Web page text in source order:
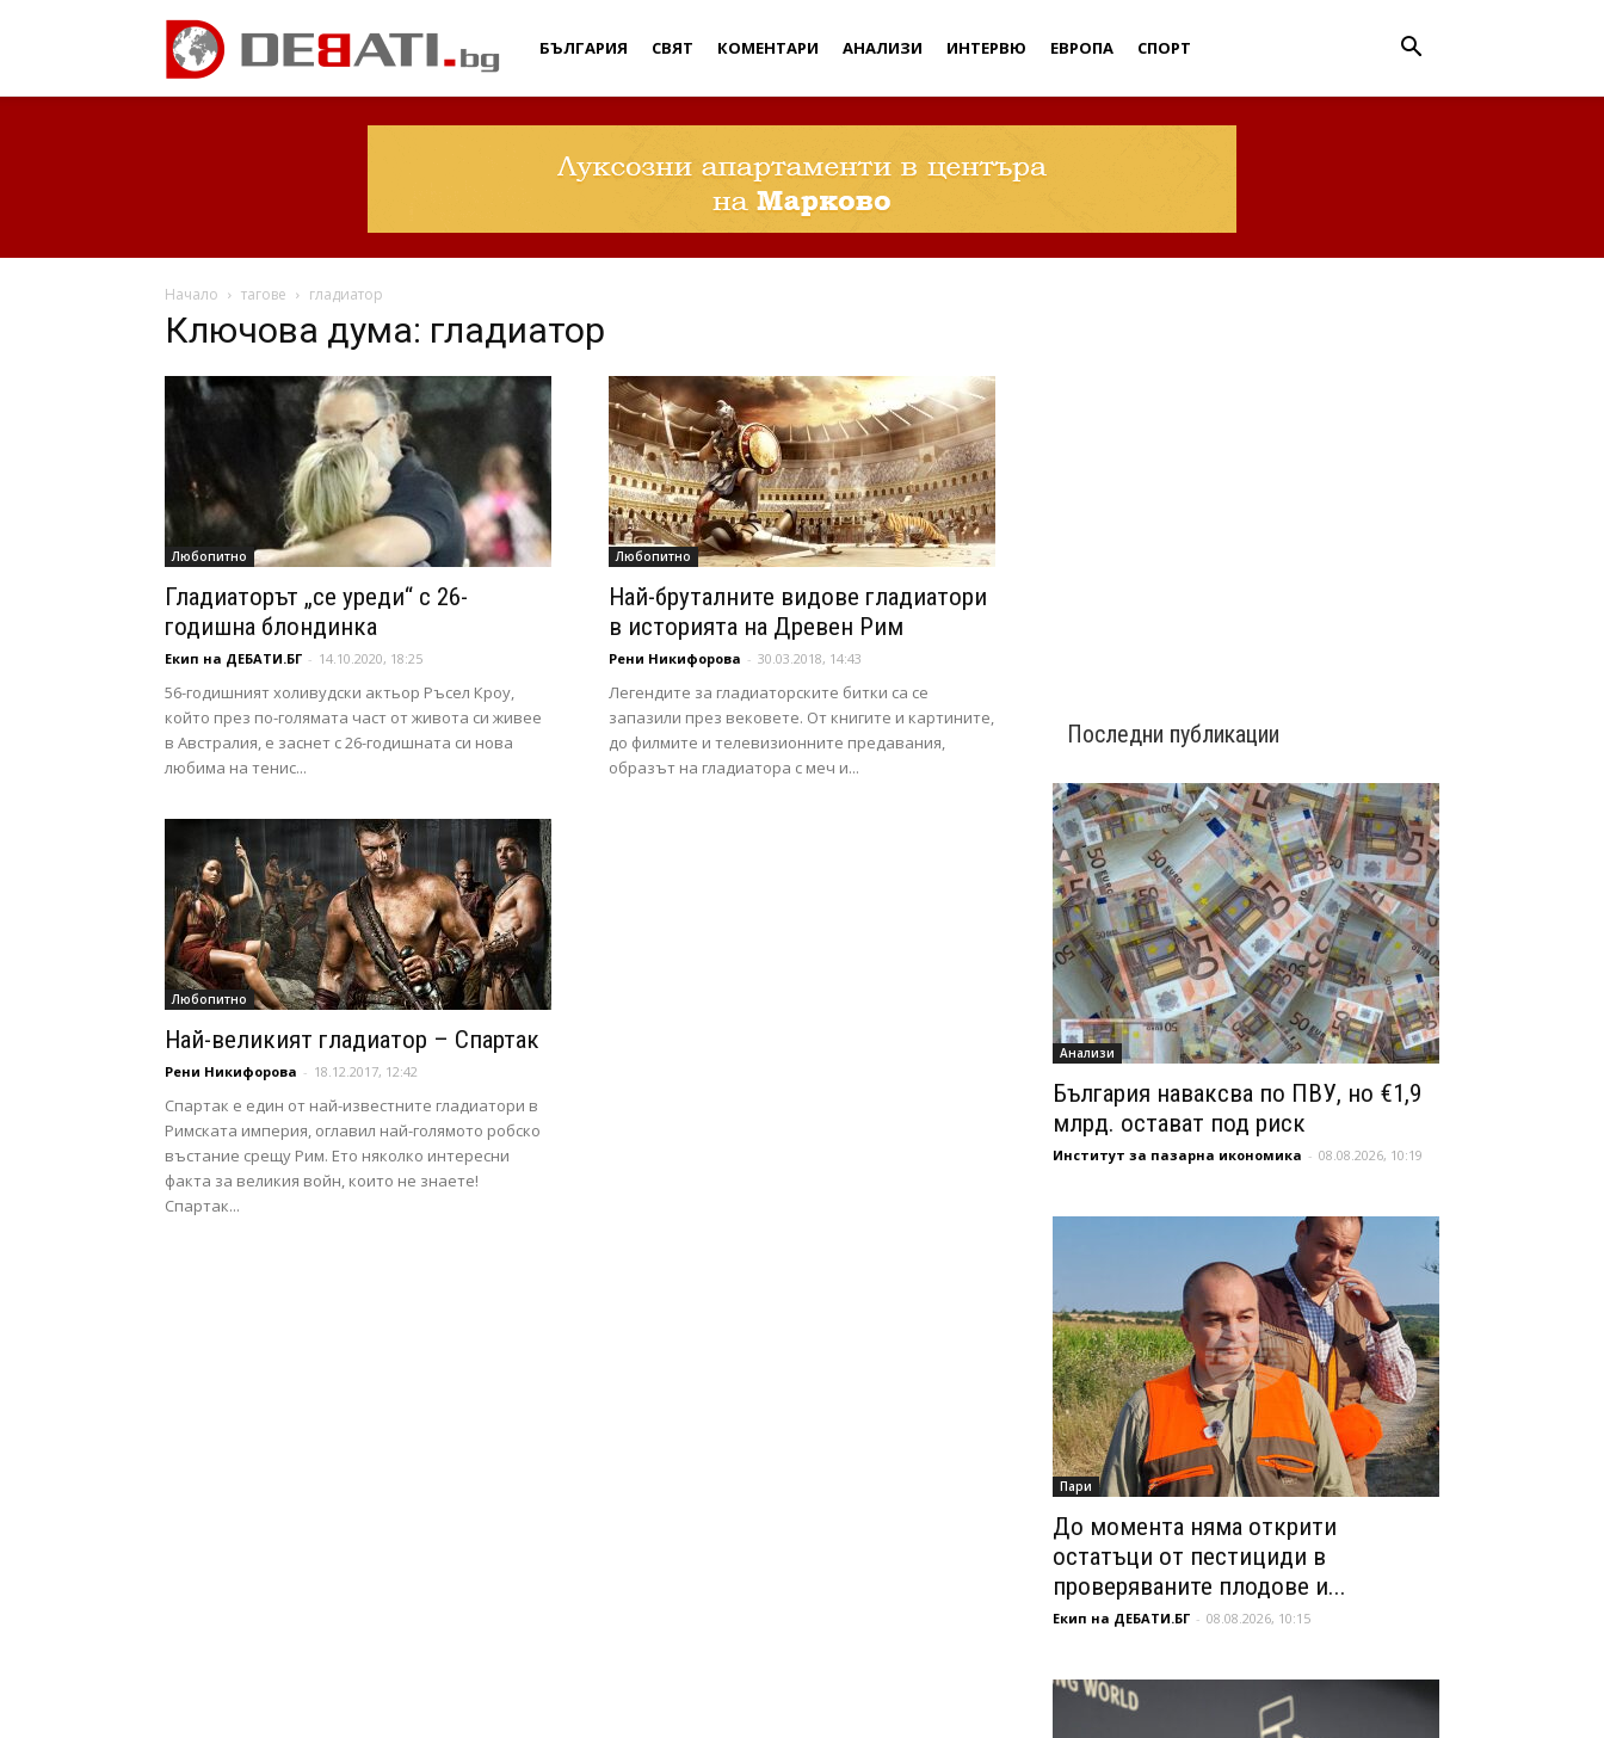
Дебати
БЪЛГАРИЯ СВЯТ КОМЕНТАРИ АНАЛИЗИ ИНТЕРВЮ ЕВРОПА СПОРТ
Начало тагове гладиатор
Ключова дума: гладиатор
Любопитно
Гладиаторът „се уреди“ с 26-
годишна блондинка
Екип на ДЕБАТИ.БГ - 14.10.2020, 18:25
56-годишният холивудски актьор Ръсел Кроу,
който през по-голямата част от живота си живее
в Австралия, е заснет с 26-годишната си нова
любима на тенис...
Любопитно
Най-бруталните видове гладиатори
в историята на Древен Рим
Рени Никифорова - 30.03.2018, 14:43
Легендите за гладиаторските битки са се
запазили през вековете. От книгите и картините,
до филмите и телевизионните предавания,
образът на гладиатора с меч и...
Любопитно
Най-великият гладиатор – Спартак
Рени Никифорова - 18.12.2017, 12:42
Спартак е един от най-известните гладиатори в
Римската империя, оглавил най-голямото робско
въстание срещу Рим. Ето няколко интересни
факта за великия войн, които не знаете!
Спартак...
Последни публикации
Анализи
България наваксва по ПВУ, но €1,9
млрд. остават под риск
Институт за пазарна икономика - 08.08.2026, 10:19
Пари
До момента няма открити
остатъци от пестициди в
проверяваните плодове и...
Екип на ДЕБАТИ.БГ - 08.08.2026, 10:15